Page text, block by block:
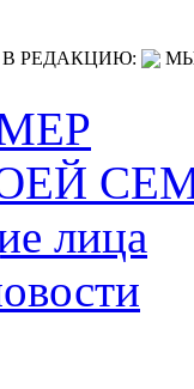
РЕДАКЦИЮ:
лица